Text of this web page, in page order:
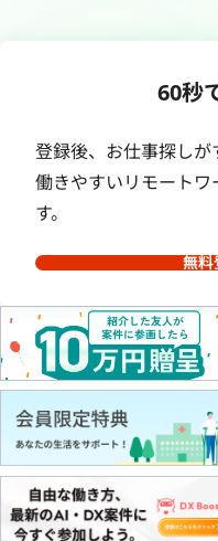
60秒
登録後、お仕事探しが
働きやすいリモート
す。
無料